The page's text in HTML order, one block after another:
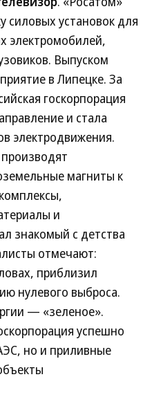
силовых установок для
электромобилей,
Выпуском
в Липецке. За
госкорпорация
и стала
электродвижения.
магниты к
и
знакомый с детства
отмечают:
приблизил
нулевого выброса.
— «зеленое».
успешно
но и приливные